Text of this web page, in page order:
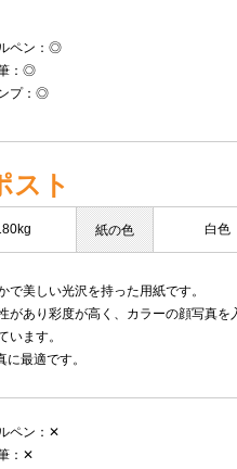
ペン ：◎
：◎
プ：◎
スト
紙の色 白色
で美しい光沢を持った用紙です。
があり彩度が高く、カラーの顔写真
います。
に最適です。
ペン ：✕
：✕